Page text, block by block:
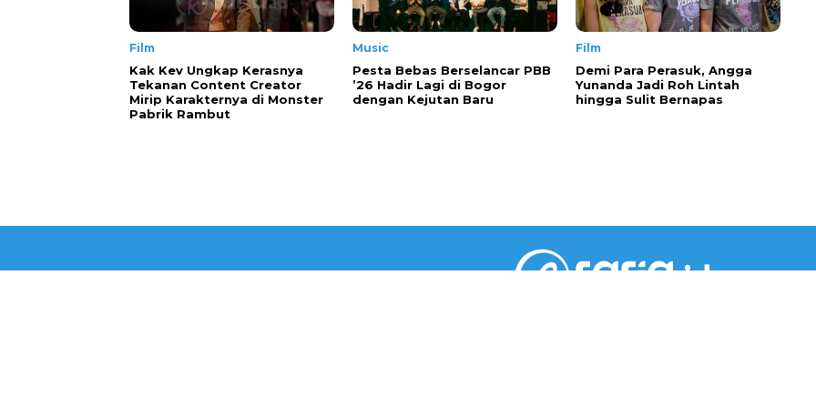
Film
Kak Kev Ungkap Kerasnya
Tekanan Content Creator
Mirip Karakternya di Monster
Pabrik Rambut
Music
Pesta Bebas Berselancar PBB
’26 Hadir Lagi di Bogor
dengan Kejutan Baru
Film
Demi Para Perasuk, Angga
Yunanda Jadi Roh Lintah
hingga Sulit Bernapas